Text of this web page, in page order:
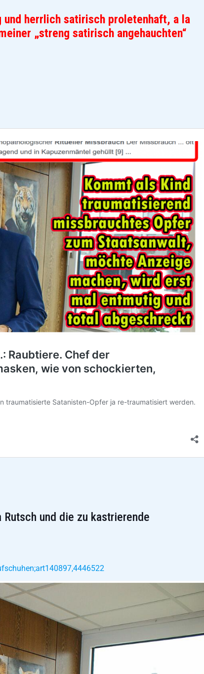
herrlich satirisch proletenhaft, a la
„streng satirisch angehauchten“
und die zu kastrierende